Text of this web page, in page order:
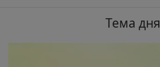
Тема дня